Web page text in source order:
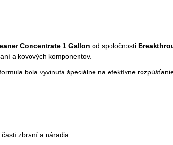
Concentrate 1 Gallon od spoločnosti
a kovových komponentov.
bola vyvinutá špeciálne na efektívne
zbraní a náradia.